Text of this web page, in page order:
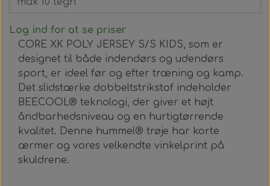
Log ind for at se priser
CORE XK POLY JERSEY S/S KIDS, som er
designet til både indendørs og udendørs
sport, er ideel før og efter træning og kamp.
Det slidstærke dobbeltstrikstof indeholder
BEECOOL® teknologi, der giver et højt
åndbarhedsniveau og en hurtigtørrende
kvalitet. Denne hummel® trøje har korte
ærmer og vores velkendte vinkelprint på
skuldrene.